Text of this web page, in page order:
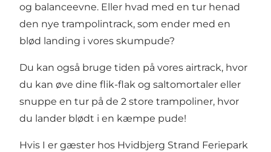
og balanceevne. Eller hvad med en tur henad
den nye trampolintrack, som ender med en
blød landing i vores skumpude?
Du kan også bruge tiden på vores airtrack, hvor
du kan øve dine flik-flak og saltomortaler eller
snuppe en tur på de 2 store trampoliner, hvor
du lander blødt i en kæmpe pude!
Hvis I er gæster hos Hvidbjerg Strand Feriepark